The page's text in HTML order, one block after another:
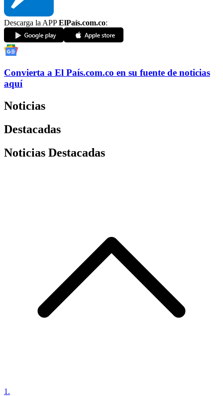
Descarga la APPElPaís.com.co:
Convierta a El País.com.co en su fuente de noticias
aquí
Noticias
Destacadas
Noticias Destacadas
1 .